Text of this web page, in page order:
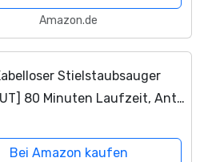
Amazon.de
Stielstaubsauger
80 Minuten Laufzeit, Anti
Bei Amazon kaufen